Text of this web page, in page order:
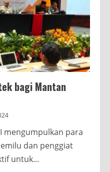
bagi Mantan
mengumpulkan para
dan penggiat
untuk...